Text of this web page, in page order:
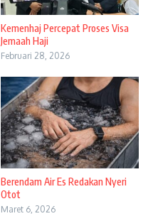
Kemenhaj Percepat Proses Visa
Jemaah Haji
Februari 28, 2026
Berendam Air Es Redakan Nyeri
Otot
Maret 6, 2026